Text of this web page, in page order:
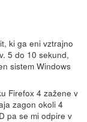
ki ga eni vztrajno
5 do 10 sekund,
sistem Windows
Firefox 4 zažene v
zagon okoli 4
pa se mi odpire v